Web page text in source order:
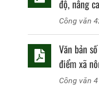
độ, nâng
Công văn
Văn bản
điểm xã
Công văn